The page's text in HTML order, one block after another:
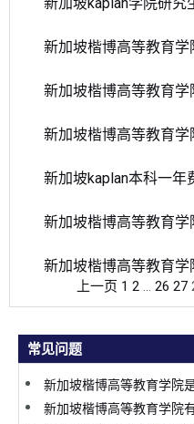
新加坡kaplan学院研究
新加坡楷博高等教育学
新加坡楷博高等教育学
新加坡kaplan本科一年
新加坡楷博高等教育学
新加坡楷博高等教育学
上一页 1 2 … 26 27
常见问题
新加坡楷博高等教育学院
新加坡楷博高等教育学院